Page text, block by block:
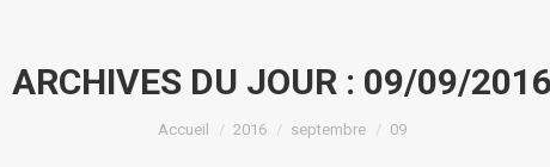
ARCHIVES DU JOUR : 09/09/2016
Vous êtes ici :
Accueil 2016 septembre 09